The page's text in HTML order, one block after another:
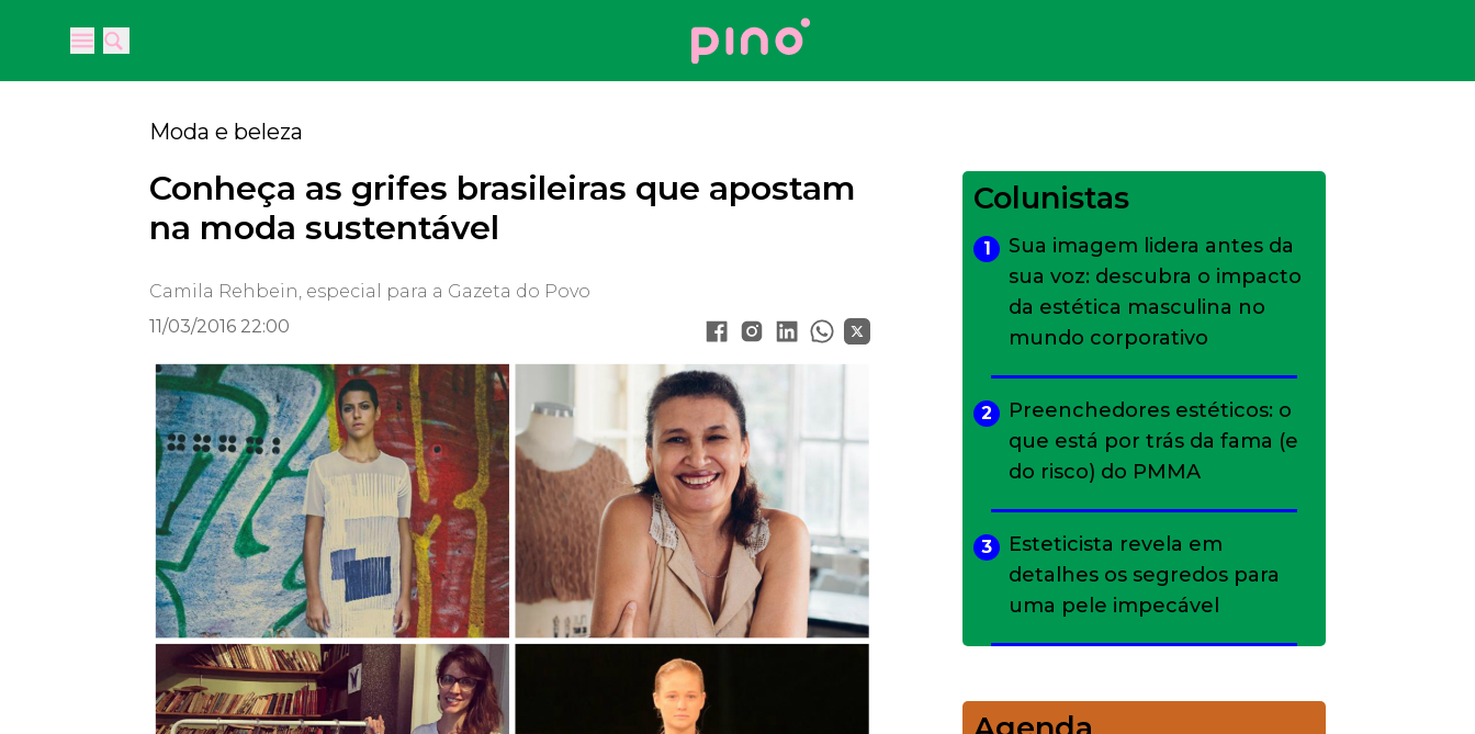
Open main menu
Open main menu
Your Company
Moda e beleza
Conheça as grifes brasileiras que apostam
na moda sustentável
Camila Rehbein, especial para a Gazeta do Povo
11/03/2016 22:00
Colunistas
1
Sua imagem lidera antes da
sua voz: descubra o impacto
da estética masculina no
mundo corporativo
2
Preenchedores estéticos: o
que está por trás da fama (e
do risco) do PMMA
3
Esteticista revela em
detalhes os segredos para
uma pele impecável
charme rústico que